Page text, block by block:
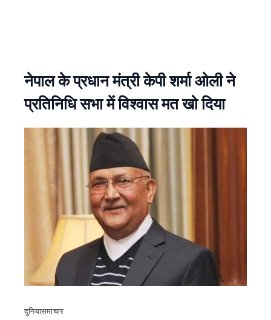
नेपाल के प्रधान मंत्री केपी शर्मा ओली ने
प्रतिनिधि सभा में विश्वास मत खो दिया
दुनियासमाचार